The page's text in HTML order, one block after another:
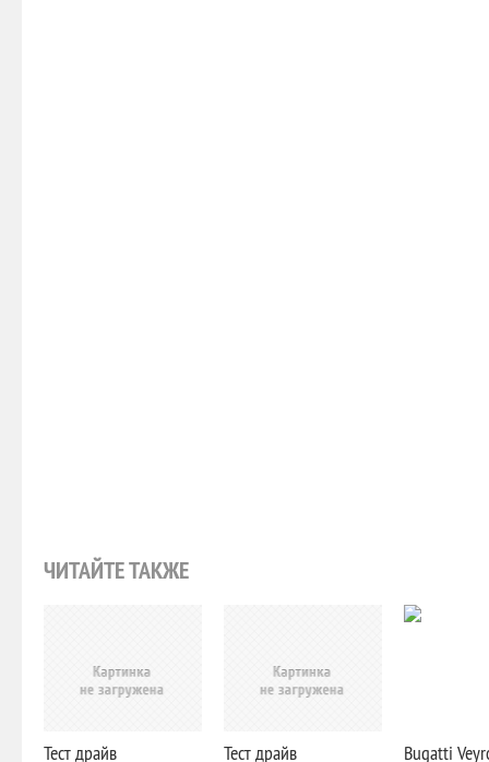
ЧИТАЙТЕ ТАКЖЕ
Тест драйв
Тест драйв
Bugatti